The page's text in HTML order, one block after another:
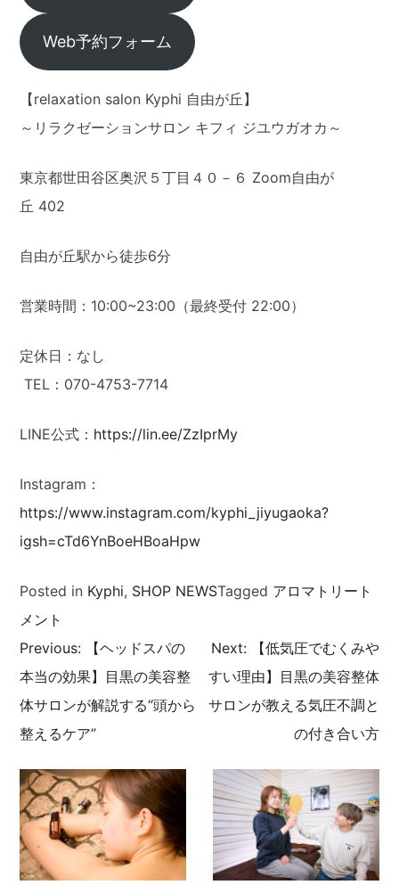
Web予約フォーム
【relaxation salon Kyphi 自由が丘】
～リラクゼーションサロン キフィ ジユウガオカ～
東京都世田谷区奥沢５丁目４０－６ Zoom自由が
丘 402
自由が丘駅から徒歩6分
営業時間：10:00~23:00（最終受付 22:00）
定休日：なし
TEL：070-4753-7714
LINE公式： https://lin.ee/ZzIprMy
Instagram：
https://www.instagram.com/kyphi_jiyugaoka?
igsh=cTd6YnBoeHBoaHpw
Posted in Kyphi, SHOP NEWSTagged アロマトリート
メント
投
稿
ナ
ビ
ゲ
ー
Previous:
【ヘッドスパの
本当の効果】目黒の美容整
体サロンが解説する“頭から
整えるケア”
Next:
【低気圧でむくみや
すい理由】目黒の美容整体
サロンが教える気圧不調と
の付き合い方